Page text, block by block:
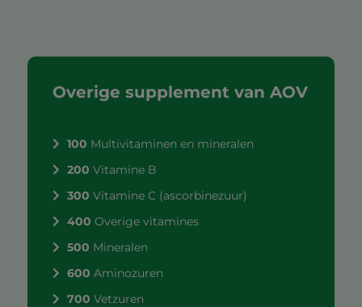
Overige supplement van AOV
100 Multivitaminen en mineralen
200Vitamine B
300Vitamine C (ascorbinezuur)
400Overige vitamines
500 Mineralen
600Aminozuren
700Vetzuren